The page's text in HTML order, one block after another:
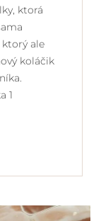
ktorá
ale
koláčik
1